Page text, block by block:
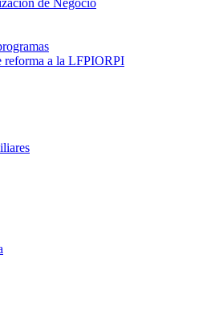
de Negocio
reforma a la LFPIORPI